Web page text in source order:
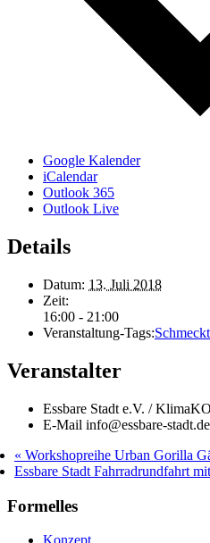
Google Kalender
iCalendar
Outlook 365
Outlook Live
Details
Datum: 13. Juli 2018
Zeit:
16:00 - 21:00
Veranstaltung-Tags:
Veranstalter
Essbare Stadt e.V. /
E-Mail info@essbare-stadt.de
« Workshopreihe Urban Gorilla
Essbare Stadt Fahrradrundfahrt
Formelles